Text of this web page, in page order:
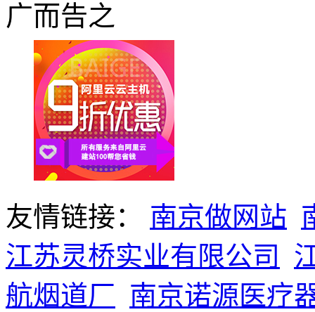
广而告之
友情链接： 南京做网站
江苏灵桥实业有限公司
航烟道厂 南京诺源医疗